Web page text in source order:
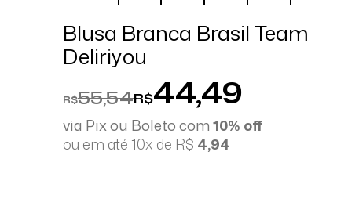
Blusa Branca Brasil Team
Deliriyou
R$55,54R$44,49
via Pix ou Boleto com10% off
ou em até 10x de R$ 4,94